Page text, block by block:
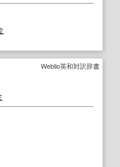
Weblio英和対訳辞書